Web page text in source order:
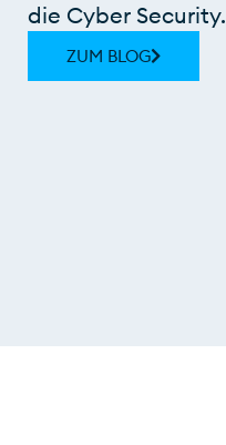
die Cyber Security.
ZUM BLOG